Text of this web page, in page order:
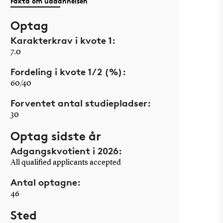
Optag
Karakterkrav i kvote 1:
7.0
Fordeling i kvote 1/2 (%):
60/40
Forventet antal studiepladser:
30
Optag sidste år
Adgangskvotient i 2026:
All qualified applicants accepted
Antal optagne:
46
Sted